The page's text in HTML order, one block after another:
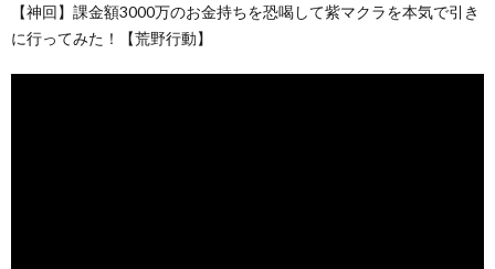
【神回】課金額3000万のお金持ちを恐喝して紫マクラを本気で引き
に行ってみた！【荒野行動】